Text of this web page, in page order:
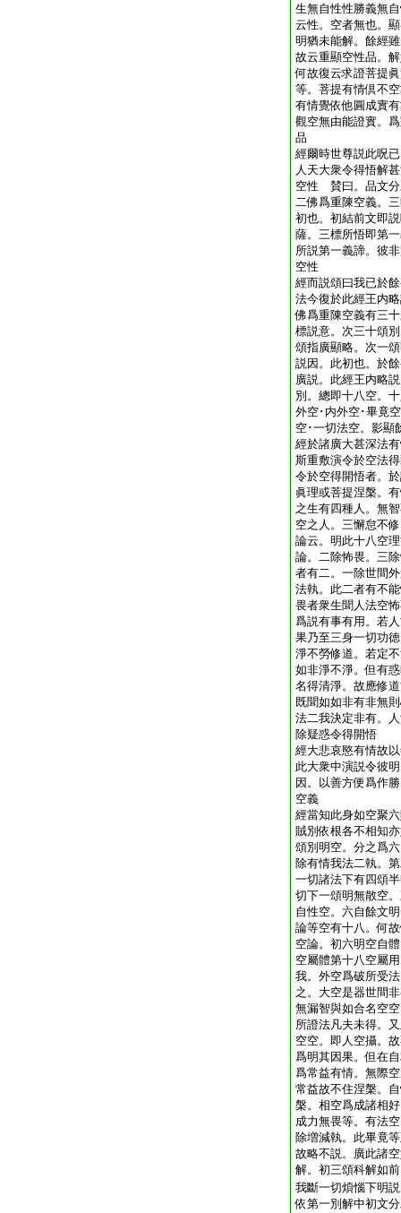
生無自性性勝義無
云性。空者無也。
明猶未能解。餘經
故云重顯空性品。
何故復云求證菩提
等。菩提有情倶不
有情覺依他圓成實
觀空無由能證實。
品
經爾時世尊説此呪
人天大衆令得悟解
空性 賛曰。品文分
二佛爲重陳空義。
初也。初結前文即
薩。三標所悟即第
所説第一義諦。彼
空性
經而説頌曰我已於
法今復於此經王内
佛爲重陳空義有三
標説意。次三十頌
頌指廣顯略。次一
説因。此初也。於
廣説。此經王内略
別。總即十八空。
外空･内外空･畢竟
空･一切法空。影顯
經於諸廣大甚深法
斯重敷演令於空法
令於空得開悟者。
眞理或菩提涅槃。
之生有四種人。無
空之人。三懈怠不
論云。明此十八空
論。二除怖畏。三
者有二。一除世間
法執。此二者有不
畏者衆生聞人法空
爲説有事有用。若
果乃至三身一切功
淨不勞修道。若定
如非淨不淨。但有
名得清淨。故應修
既聞如如非有非無
法二我決定非有。
除疑惑令得開悟
經大悲哀愍有情故
此大衆中演説令彼
因。以善方便爲作
空義
經當知此身如空聚
賊別依根各不相知
頌別明空。分之爲
除有情我法二執。
一切諸法下有四頌
切下一頌明無散空
自性空。六自餘文
論等空有十八。何
空論。初六明空自
空屬體第十八空屬
我。外空爲破所受
之。大空是器世間
無漏智與如合名空
所證法凡夫未得。
空空。即人空攝。
爲明其因果。但在
爲常益有情。無際
常益故不住涅槃。
槃。相空爲成諸相
成力無畏等。有法
除増減執。此畢竟
故略不説。廣此諸
解。初三頌科解如
我斷一切煩惱下明
依第一別解中初文